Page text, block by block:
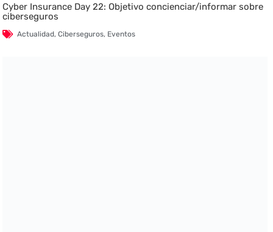
Cyber Insurance Day 22: Objetivo concienciar/informar sobre
ciberseguros
Actualidad,Ciberseguros, Eventos